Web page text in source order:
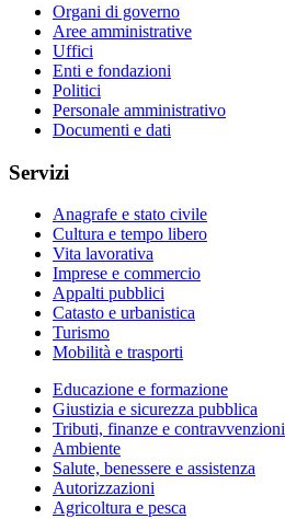
Organi di governo
Aree amministrative
Uffici
Enti e fondazioni
Politici
Personale amministrativo
Documenti e dati
Servizi
Anagrafe e stato civile
Cultura e tempo libero
Vita lavorativa
Imprese e commercio
Appalti pubblici
Catasto e urbanistica
Turismo
Mobilità e trasporti
Educazione e formazione
Giustizia e sicurezza pubblica
Tributi, finanze e contravvenzioni
Ambiente
Salute, benessere e assistenza
Autorizzazioni
Agricoltura e pesca